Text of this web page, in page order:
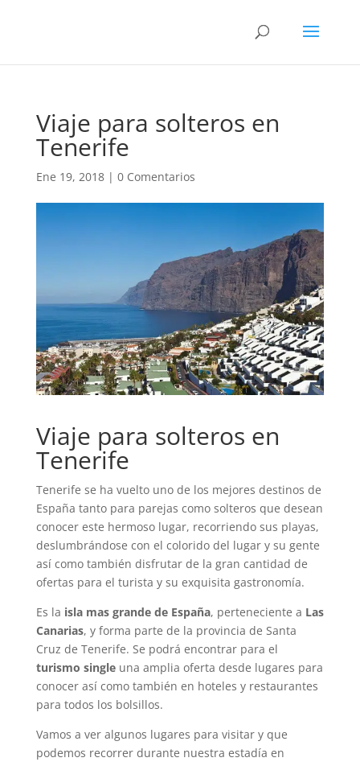
Viaje para solteros en
Tenerife
Ene 19, 2018| 0 Comentarios
Viaje para solteros en
Tenerife
Tenerife se ha vuelto uno de los mejores destinos de
España tanto para parejas como solteros que desean
conocer este hermoso lugar, recorriendo sus playas,
deslumbrándose con el colorido del lugar y su gente
así como también disfrutar de la gran cantidad de
ofertas para el turista y su exquisita gastronomía.
Es la isla mas grande de España, perteneciente a Las
Canarias, y forma parte de la provincia de Santa
Cruz de Tenerife. Se podrá encontrar para el
turismo singleuna amplia oferta desde lugares para
conocer así como también en hoteles y restaurantes
para todos los bolsillos.
Vamos a ver algunos lugares para visitar y que
podemos recorrer durante nuestra estadía en